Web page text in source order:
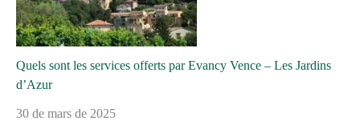
Quels sont les services offerts par Evancy Vence – Les Jardins
d’Azur
30 de mars de 2025